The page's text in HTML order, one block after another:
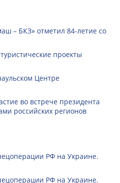
– БКЗ» отметил 84-летие со
проекты
Центре
во встрече президента
российских регионов
РФ на Украине.
РФ на Украине.